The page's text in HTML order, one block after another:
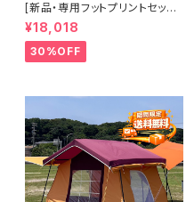
[新品・専用フットプリントセット]
tent-Mark DESIGNS TENGE
R Standard ＆ foot print (テ
ンゲルスタンダード＆フットプリ
ント)(送料別途)
¥18,018
30%OFF